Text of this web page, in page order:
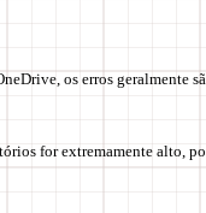
os erros geralmente
for extremamente alto,